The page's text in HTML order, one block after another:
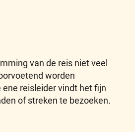
van de reis niet veel
worden
reisleider vindt het fijn
of streken te bezoeken.